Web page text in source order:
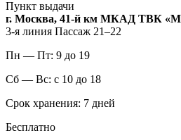
Пункт выдачи
г. Москва, 41-й км МКАД ТВК
3-я линия Пассаж 21–22
Пн — Пт: 9 до 19
Сб — Вс: с 10 до 18
Срок хранения: 7 дней
Бесплатно